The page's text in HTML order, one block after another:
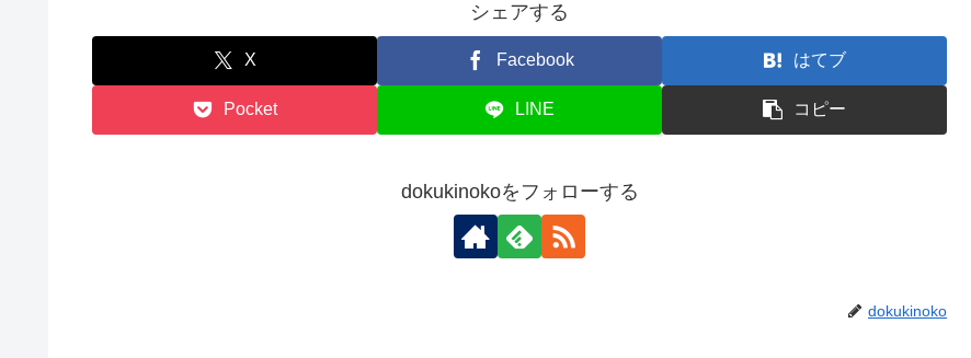
シェアする
X Facebook はてブ
Pocket LINE コピー
dokukinokoをフォローする
dokukinoko